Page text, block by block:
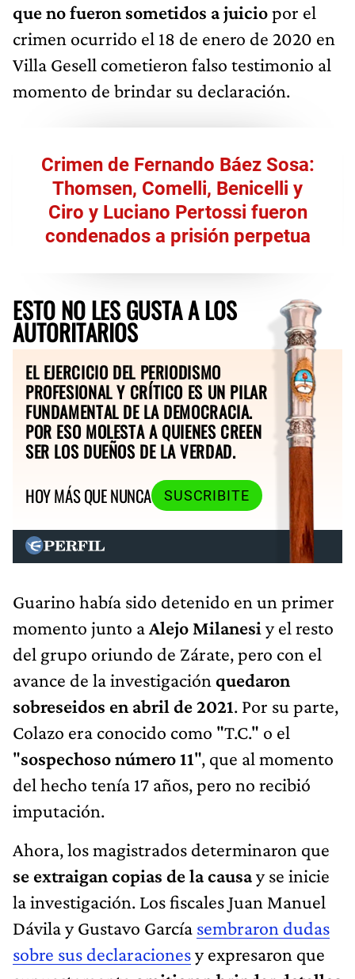
que no fueron sometidos a juiciopor el
crimen ocurrido el 18 de enero de 2020 en
Villa Gesell cometieron falso testimonio al
momento de brindar su declaración.
Crimen de Fernando Báez Sosa:
Thomsen, Comelli, Benicelli y
Ciro y Luciano Pertossi fueron
condenados a prisión perpetua
ESTO NO LES GUSTA A LOS
AUTORITARIOS
EL EJERCICIO DEL PERIODISMO
PROFESIONAL Y CRÍTICO ES UN PILAR
FUNDAMENTAL DE LA DEMOCRACIA.
POR ESO MOLESTA A QUIENES CREEN
SER LOS DUEÑOS DE LA VERDAD.
HOY MÁS QUE NUNCA
SUSCRIBITE
Guarino había sido detenido en un primer
momento junto aAlejo Milanesi y el resto
del grupo oriundo de Zárate, pero con el
avance de la investigación quedaron
sobreseidos en abril de 2021. Por su parte,
Colazo era conocido como "T.C." o el
"sospechoso número 11", que al momento
del hecho tenía 17 años, pero no recibió
imputación.
Ahora, los magistrados determinaron que
se extraigan copias de la causay se inicie
la investigación. Los fiscales Juan Manuel
Dávila y Gustavo García sembraron dudas
sobre sus declaracionesy expresaron que